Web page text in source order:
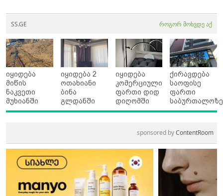
SS.GE როგორ მოხვდე აქ
იყიდება
მიწის
ნაკვეთი
მუხიანში
იყიდება 2
ოთახიანი
ბინა
გლდანში
იყიდება
კომერციული
ფართი დიდ
დიღომში
ქირავდება
საოფისე
ფართი
საბურთალოზე
sponsored byContentRoom